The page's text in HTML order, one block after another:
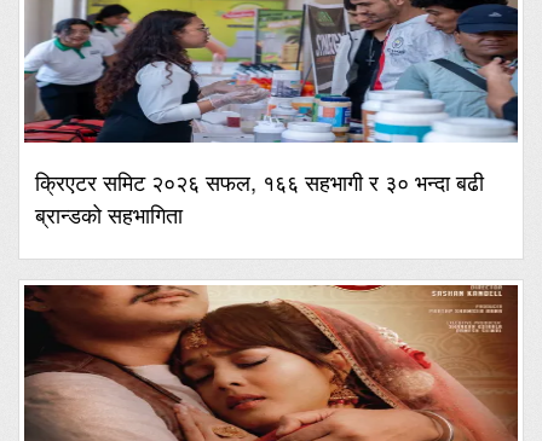
क्रिएटर समिट २०२६ सफल, १६६ सहभागी र ३० भन्दा बढी
ब्रान्डको सहभागिता